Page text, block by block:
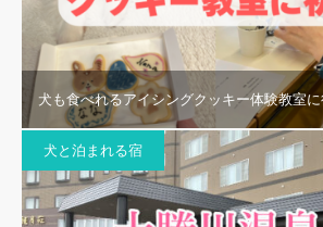
犬も食べれるアイシングクッキー体験教室
犬と泊まれる宿